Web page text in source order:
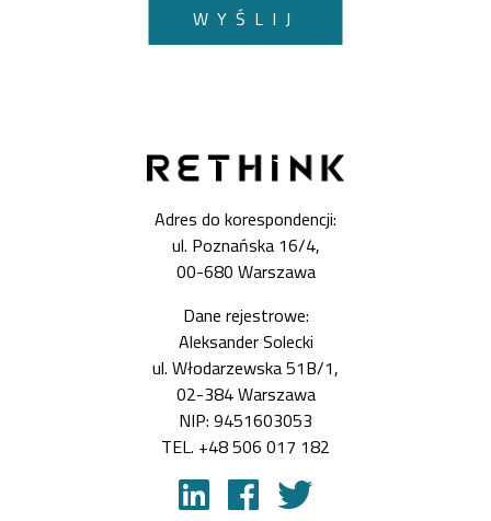
WYŚLIJ
Adres do korespondencji:
ul. Poznańska 16/4,
00-680 Warszawa
Dane rejestrowe:
Aleksander Solecki
ul. Włodarzewska 51B/1,
02-384 Warszawa
NIP: 9451603053
TEL. +48 506 017 182